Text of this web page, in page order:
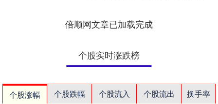
倍顺网文章已加载完成
个股实时涨跌榜
个股涨幅 个股跌幅 个股流入 个股流出
换手率